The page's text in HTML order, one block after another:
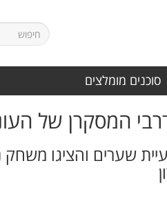
סוכנים מומלצים
שערים והציגו